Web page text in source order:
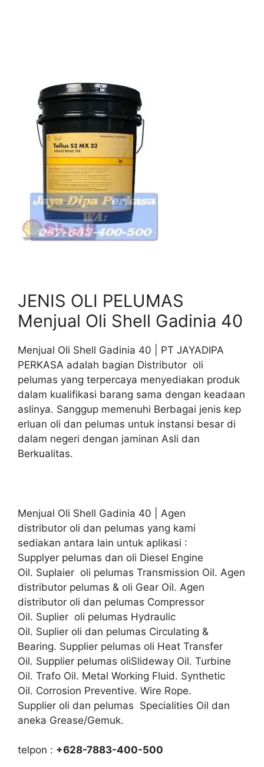
JENIS OLI PELUMAS
Menjual Oli Shell Gadinia 40
Menjual Oli Shell Gadinia 40 | PT JAYADIPA
PERKASA adalah bagian Distributor oli
pelumas yang terpercaya menyediakan produk
dalam kualifikasi barang sama dengan keadaan
aslinya. Sanggup memenuhi Berbagai jenis kep
erluan oli dan pelumas untuk instansi besar di
dalam negeri dengan jaminan Asli dan
Berkualitas.
Menjual Oli Shell Gadinia 40 | Agen
distributor oli dan pelumas yang kami
sediakan antara lain untuk aplikasi :
Supplyer pelumas dan oli Diesel Engine
Oil. Suplaier oli pelumas Transmission Oil. Agen
distributor pelumas & oli Gear Oil. Agen
distributor oli dan pelumas Compressor
Oil. Suplier oli pelumas Hydraulic
Oil. Suplier oli dan pelumas Circulating &
Bearing. Supplier pelumas oli Heat Transfer
Oil. Supplier pelumas oliSlideway Oil. Turbine
Oil. Trafo Oil. Metal Working Fluid. Synthetic
Oil. Corrosion Preventive. Wire Rope.
Supplier oli dan pelumas Specialities Oil dan
aneka Grease/Gemuk.
telpon : +628-7883-400-500